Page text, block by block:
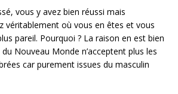
vous y avez bien réussi mais
véritablement où vous en êtes et vous
pareil. Pourquoi ? La raison en est bien
Nouveau Monde n’acceptent plus les
car purement issues du masculin